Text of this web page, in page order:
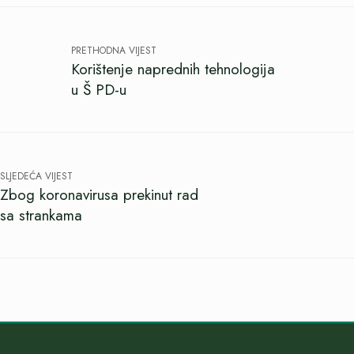
PRETHODNA VIJEST
Korištenje naprednih tehnologija
u Š PD-u
SLJEDEĆA VIJEST
Zbog koronavirusa prekinut rad
sa strankama